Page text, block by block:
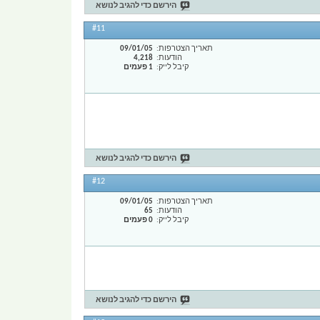
הירשם כדי להגיב לנושא
#11
תאריך הצטרפות
09/01/05
הודעות
4,218
קיבל לייק
1 פעמים
הירשם כדי להגיב לנושא
#12
תאריך הצטרפות
09/01/05
הודעות
65
קיבל לייק
0 פעמים
הירשם כדי להגיב לנושא